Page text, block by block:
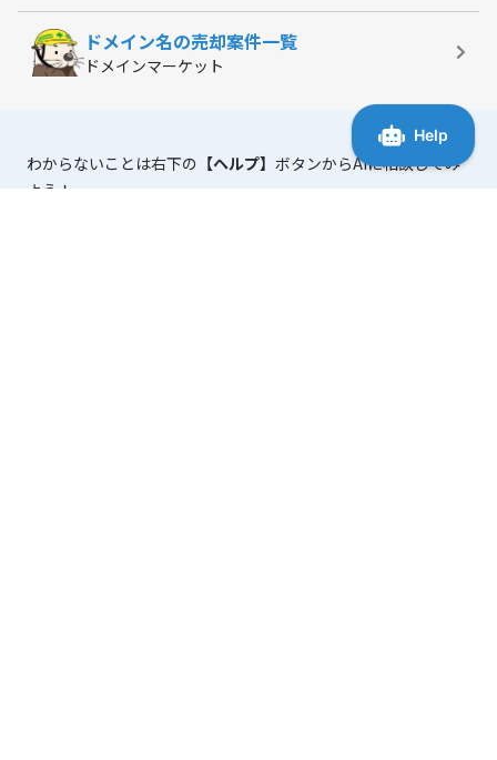
ドメイン名の売却案件一覧
ドメインマーケット
わからないことは右下の 【ヘルプ】 ボタンからAIに相談してみ
よう！